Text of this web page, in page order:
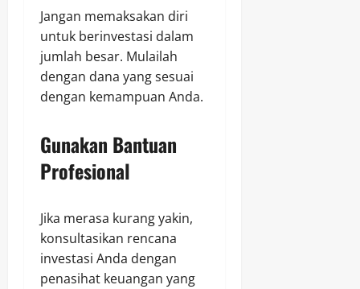
Jangan memaksakan diri
untuk berinvestasi dalam
jumlah besar. Mulailah
dengan dana yang sesuai
dengan kemampuan Anda.
Gunakan Bantuan
Profesional
Jika merasa kurang yakin,
konsultasikan rencana
investasi Anda dengan
penasihat keuangan yang